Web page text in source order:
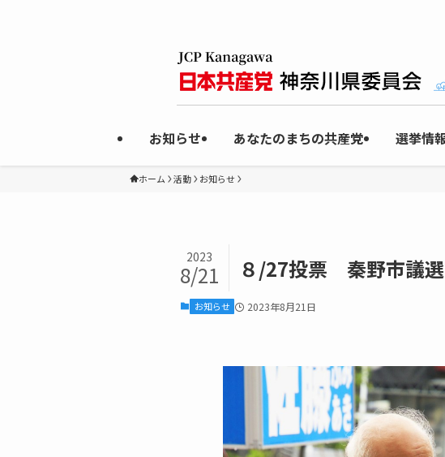
お知らせ あなたのまちの共産党 選挙情
ホーム 活動 お知らせ
８/27投票 秦野市議
2023
8/21
お知らせ 2023年8月21日